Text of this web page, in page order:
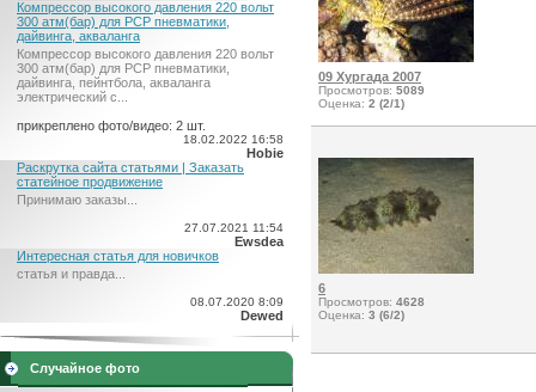
Компрессор высокого давления 220 вольт
300 атм(бар) для PCP пневматики,
дайвинга, акваланга
Компрессор высокого давления 220 вольт
300 атм(бар) для PCP пневматики,
дайвинга, пейнтбола, акваланга
электрический c...
прикреплено фото/видео: 2 шт.
18.02.2022 16:58
Hobie
Раскрутка сайта статьями | Заказать
статейное продвижение
Принимаю заказы...
27.07.2021 11:54
Ewsdea
Интересная статья для новичков
статья и правда...
08.07.2020 8:09
Dewed
Случайное фото
09 Хургада 2007
Просмотров: 5089
Оценка: 2 (2/1)
6
Просмотров: 4628
Оценка: 3 (6/2)